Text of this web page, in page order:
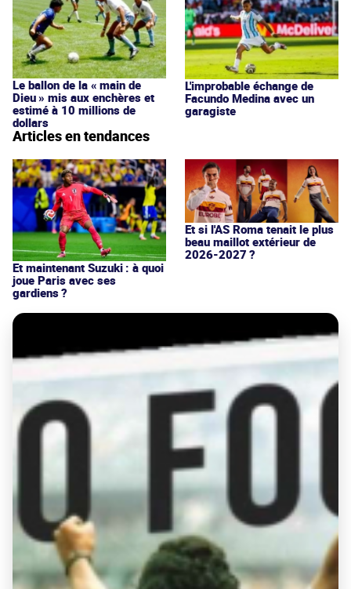
Le ballon de la « main de
Dieu » mis aux enchères et
estimé à 10 millions de
dollars
L'improbable échange de
Facundo Medina avec un
garagiste
Articles en tendances
Et maintenant Suzuki : à quoi
joue Paris avec ses
gardiens ?
Et si l'AS Roma tenait le plus
beau maillot extérieur de
2026-2027 ?